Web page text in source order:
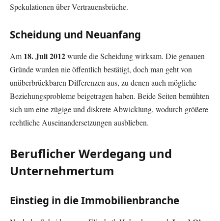
Spekulationen über Vertrauensbrüche.
Scheidung und Neuanfang
Am 18. Juli 2012wurde die Scheidung wirksam. Die genauen
Gründe wurden nie öffentlich bestätigt, doch man geht von
unüberbrückbaren Differenzen aus, zu denen auch mögliche
Beziehungsprobleme beigetragen haben. Beide Seiten bemühten
sich um eine zügige und diskrete Abwicklung, wodurch größere
rechtliche Auseinandersetzungen ausblieben.
Beruflicher Werdegang und
Unternehmertum
Einstieg in die Immobilienbranche